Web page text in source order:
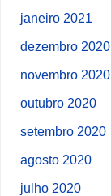
janeiro 2021
dezembro 2020
novembro 2020
outubro 2020
setembro 2020
agosto 2020
julho 2020